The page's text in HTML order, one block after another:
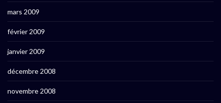
mars 2009
février 2009
janvier 2009
décembre 2008
novembre 2008